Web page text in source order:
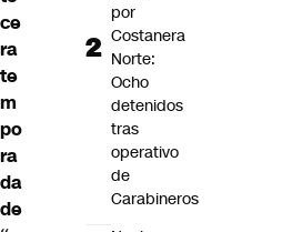
ce
ra
te
m
po
ra
da
de
por
Costanera
Norte:
Ocho
detenidos
tras
operativo
de
Carabineros